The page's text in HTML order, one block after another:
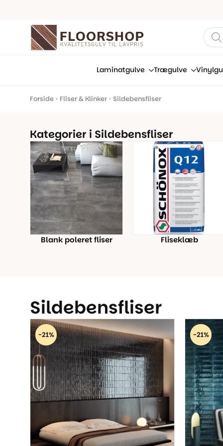
Laminatgulve Trægulve
Forside • Fliser & Klinker • Sildebensfliser
Kategorier i Sildebensfliser
Blank poleret fliser Fliseklæb
Sildebensfliser
-21% -21%